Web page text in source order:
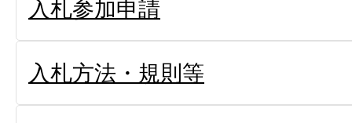
入札参加申請
入札方法・規則等